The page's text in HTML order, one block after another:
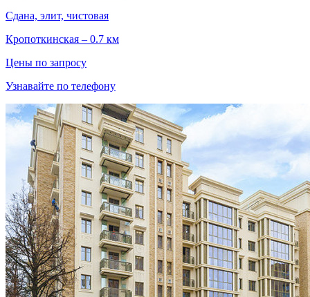
Сдана, элит, чистовая
Кропоткинская – 0.7 км
Цены по запросу
Узнавайте по телефону